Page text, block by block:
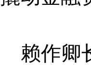
赖作卿